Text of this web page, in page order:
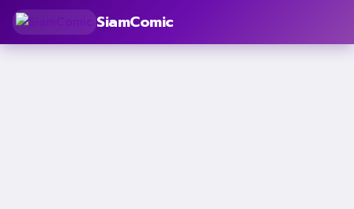
SiamComic